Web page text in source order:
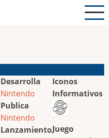
Desarrolla
Nintendo
Publica
Nintendo
Lanzamiento
Iconos
Informativos
Juego